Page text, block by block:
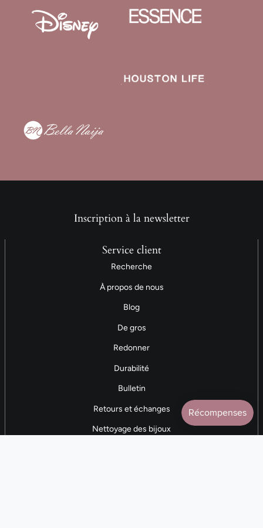
Inscription à la newsletter
Service client
Recherche
À propos de nous
Blog
De gros
Redonner
Durabilité
Bulletin
Retours et échanges
Nettoyage des bijoux